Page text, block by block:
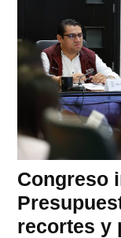
Congreso
recortes y